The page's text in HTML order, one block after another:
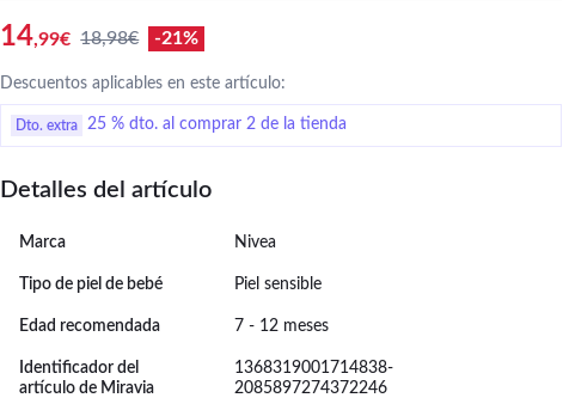
14,99€ 18,98€ -21%
Descuentos aplicables en este artículo:
Dto. extra 25 % dto. al comprar 2 de la tienda
Detalles del artículo
Marca Nivea
Tipo de piel de bebé Piel sensible
Edad recomendada 7 - 12 meses
Identificador del
artículo de Miravia
1368319001714838-
2085897274372246